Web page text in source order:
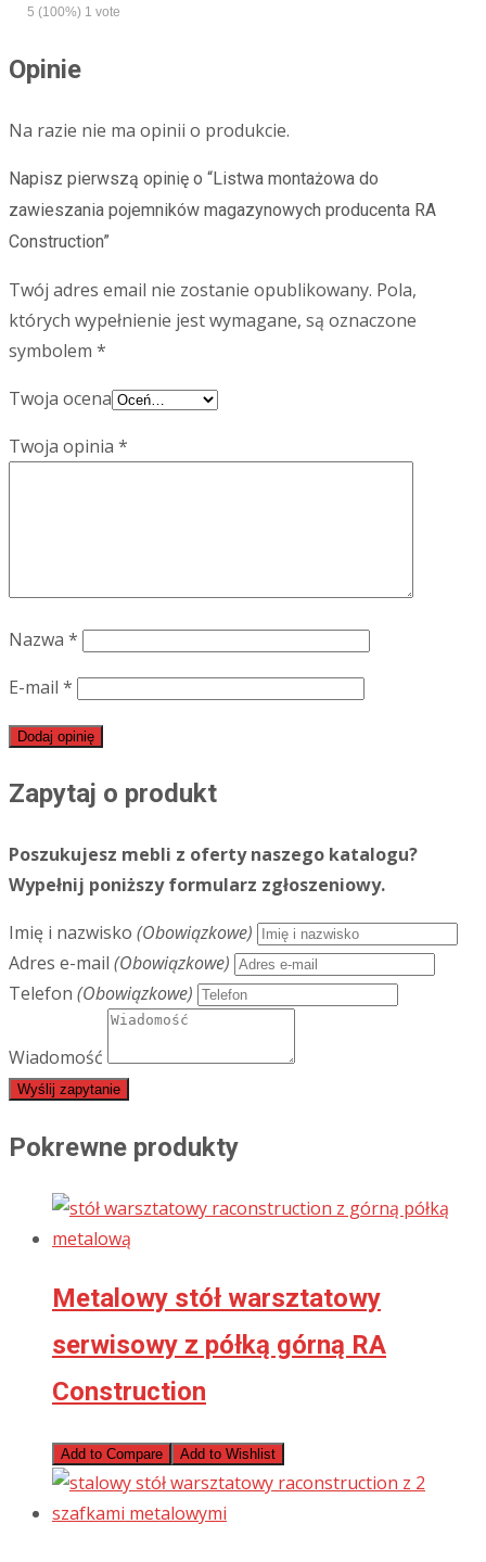
5 (100%) 1 vote
Opinie
Na razie nie ma opinii o produkcie.
Napisz pierwszą opinię o “Listwa montażowa do
zawieszania pojemników magazynowych producenta RA
Construction”
Twój adres email nie zostanie opublikowany. Pola,
których wypełnienie jest wymagane, są oznaczone
symbolem *
Twoja ocena
Twoja opinia *
Nazwa *
E-mail *
Zapytaj o produkt
Poszukujesz mebli z oferty naszego katalogu?
Wypełnij poniższy formularz zgłoszeniowy.
Imię i nazwisko (Obowiązkowe)
Adres e-mail (Obowiązkowe)
Telefon (Obowiązkowe)
Wiadomość
Wyślij zapytanie
Pokrewne produkty
Metalowy stół warsztatowy
serwisowy z półką górną RA
Construction
Add to Compare Add to Wishlist